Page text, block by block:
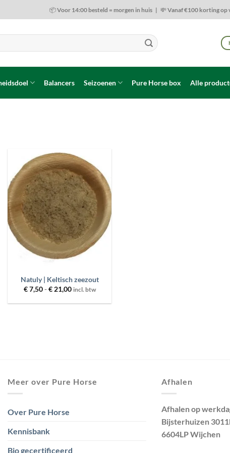
📦 Voor 14:00 besteld = morgen in huis | 💸 Vanaf €100 korting op
Balancers Seizoenen Pure Horse box Alle
Toevoegen
aan
wenslijst
Natuly | Keltisch zeezout
€7,50-€21,00Prijsklasse:
tot
incl. btw
Meer over Pure Horse
Over Pure Horse
Kennisbank
Bio gecertificeerd
Afhalen
Afhalen op
Bijsterhuizen
6604LP Wijchen